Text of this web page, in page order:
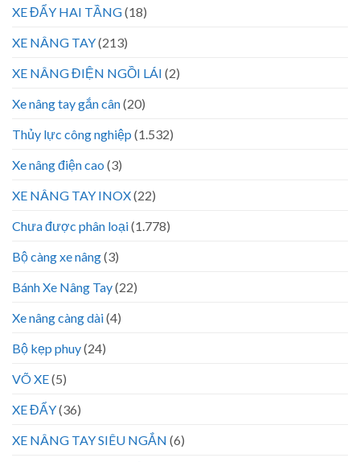
XE ĐẨY HAI TẦNG(18)
XE NÂNG TAY(213)
XE NÂNG ĐIỆN NGỒI LÁI (2)
Xe nâng tay gắn cân(20)
Thủy lực công nghiệp (1.532)
Xe nâng điện cao (3)
XE NÂNG TAY INOX(22)
Chưa được phân loại(1.778)
Bộ càng xe nâng(3)
Bánh Xe Nâng Tay(22)
Xe nâng càng dài(4)
Bộ kẹp phuy(24)
VÕ XE(5)
XE ĐẨY(36)
XE NÂNG TAY SIÊU NGẮN (6)